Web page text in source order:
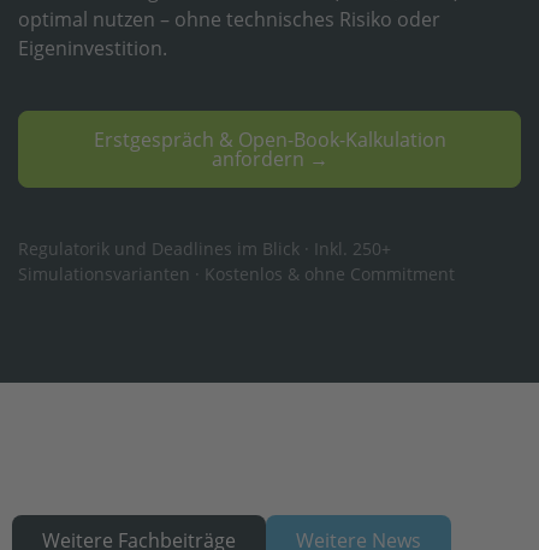
optimal nutzen – ohne technisches Risiko oder
Eigeninvestition.
Erstgespräch & Open-Book-Kalkulation
anfordern →
Regulatorik und Deadlines im Blick · Inkl. 250+
Simulationsvarianten · Kostenlos & ohne Commitment
Weitere Fachbeiträge Weitere News